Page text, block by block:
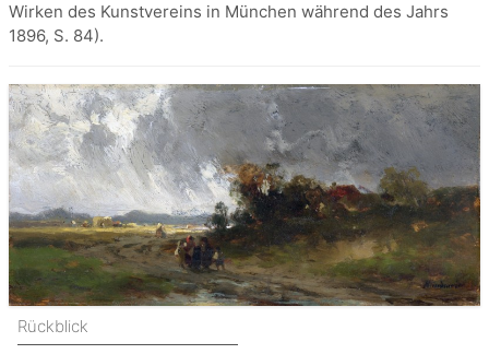
Wirken des Kunstvereins in München während des Jahrs
1896, S. 84).
Rückblick